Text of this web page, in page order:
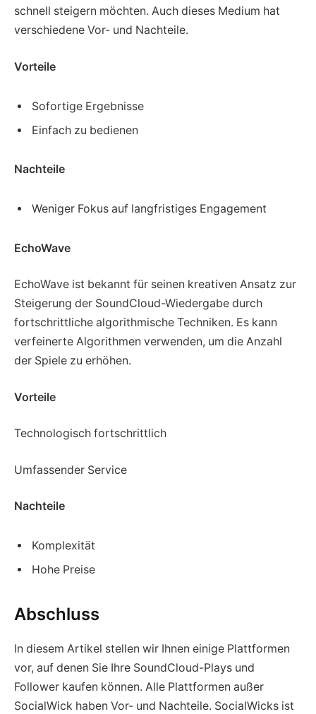
schnell steigern möchten. Auch dieses Medium hat
verschiedene Vor- und Nachteile.
Vorteile
Sofortige Ergebnisse
Einfach zu bedienen
Nachteile
Weniger Fokus auf langfristiges Engagement
EchoWave
EchoWave ist bekannt für seinen kreativen Ansatz zur
Steigerung der SoundCloud-Wiedergabe durch
fortschrittliche algorithmische Techniken. Es kann
verfeinerte Algorithmen verwenden, um die Anzahl
der Spiele zu erhöhen.
Vorteile
Technologisch fortschrittlich
Umfassender Service
Nachteile
Komplexität
Hohe Preise
Abschluss
In diesem Artikel stellen wir Ihnen einige Plattformen
vor, auf denen Sie Ihre SoundCloud-Plays und
Follower kaufen können. Alle Plattformen außer
SocialWick haben Vor- und Nachteile. SocialWicks ist